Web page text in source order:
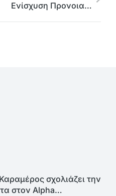
Ενίσχυση Προνοιακών Ιδρυμάτων Βόρειας Αθήνας από την Περιφέρεια Αττικής
σχολιάζει την
στον Alpha…